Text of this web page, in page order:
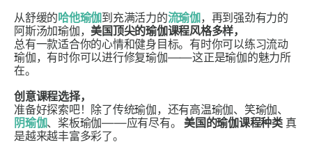
从舒缓的哈他瑜伽到充满活力的流瑜伽 ，再到强劲有力的
阿斯汤加瑜伽， 美国顶尖的瑜伽课程风格多样，
总有一款适合你的心情和健身目标。有时你可以练习流动
瑜伽，有时你可以进行修复瑜伽——这正是瑜伽的魅力所
在。
创意课程选择，
准备好探索吧！除了传统瑜伽，还有高温瑜伽、笑瑜伽、
阴瑜伽、桨板瑜伽——应有尽有。 美国的瑜伽课程种类 真
是越来越丰富多彩了。